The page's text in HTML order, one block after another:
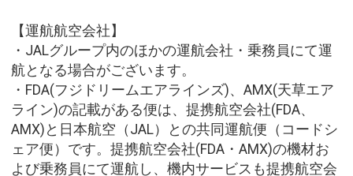
【運航航空会社】
・JALグループ内のほかの運航会社・乗務員にて運
航となる場合がございます。
・FDA(フジドリームエアラインズ)、AMX(天草エア
ライン)の記載がある便は、提携航空会社(FDA、
AMX)と日本航空（JAL）との共同運航便（コードシ
ェア便）です。提携航空会社(FDA・AMX)の機材お
よび乗務員にて運航し、機内サービスも提携航空会